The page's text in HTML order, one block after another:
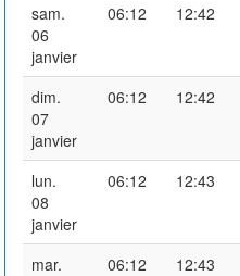
sam.
06
janvier
06:12 12:42
dim.
07
janvier
06:12 12:42
lun.
08
janvier
06:12 12:43
mar.
06:12 12:43